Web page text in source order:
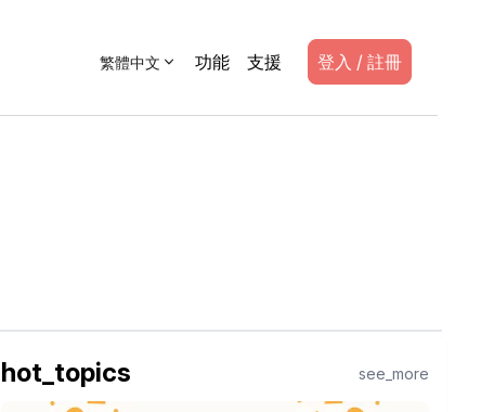
繁體中文 功能 支援 登入 / 註冊
hot_topics see_more